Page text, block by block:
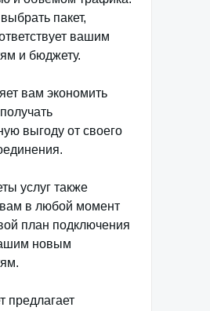
пакет,
вашим
и бюджету.
вам экономить
выгоду от своего
услуг также
в любой момент
план подключения
новым
предлагает